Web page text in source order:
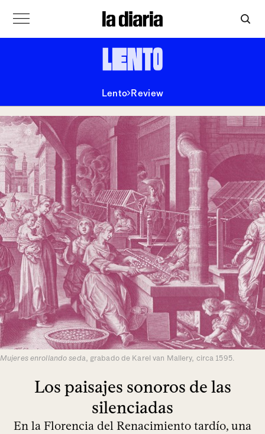
Lento Review
Mujeres enrollando seda, grabado de Karel van Mallery, circa 1595.
Los paisajes sonoros de las
silenciadas
En la Florencia del Renacimiento tardío, una